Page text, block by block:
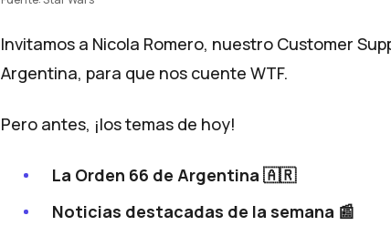
Invitamos a Nicola Romero, nuestro Customer
Argentina, para que nos cuente WTF.
Pero antes, ¡los temas de hoy!
La Orden 66 de Argentina 🇦🇷
Noticias destacadas de la semana 📰